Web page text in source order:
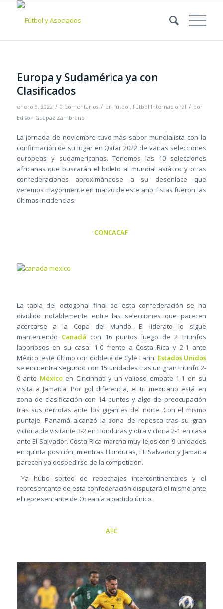
Europa y Sudamérica ya con
Clasificados
enero 9, 2022 / 0 Comentarios / en Fútbol, Fútbol Internacional / por
Edison Guapaz Zambrano
La jornada de noviembre tuvo más sabor mundialista con la
confirmación de su lugar en Qatar 2022 de varias selecciones
europeas y sudamericanas. Tenemos las 10 selecciones
africanas que buscarán el boleto al mundial asiático y otras
confederaciones aproximándose a su desenlace que
veremos mayormente en marzo de este año. Estas fueron las
últimas incidencias:
CONCACAF
La tabla del octogonal final de esta confederación se ha
dividido notablemente entre las selecciones que parecen
acercarse a la Copa del Mundo. El liderato lo sigue
manteniendo Canadá con 16 puntos luego de 2 triunfos
laboriosos en su casa: 1-0 frente a Costa Rica y 2-1 ante
México, este último con doblete de Cyle Larin. Estados Unidos
se encuentra segundo con 15 unidades tras un gran triunfo 2-
0 ante Méxicoen Cincinnati y un valioso empate 1-1 en su
visita a Jamaica. Por gol diferencia, el tri mexicano está en
zona de clasificación con 14 puntos y algo de preocupación
tras sus derrotas ante los gigantes del norte. Con el mismo
puntaje, Panamá alcanzó la zona de repesca tras su gran
victoria de visitante 3-2 en Honduras y otra victoria 2-1 en casa
ante El Salvador. Costa Rica marcha muy lejos con 9 unidades
en quinta posición, mientras Honduras, EL Salvador y Jamaica
parecen ya despedirse de la competición.
Ya hubo sorteo de repechajes intercontinentales y el
representante de esta confederación disputará el mismo ante
el representante de Oceanía a partido único.
AFC